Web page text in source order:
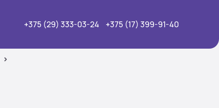
+375 (29) 333-03-24 +375 (17) 399-91-40